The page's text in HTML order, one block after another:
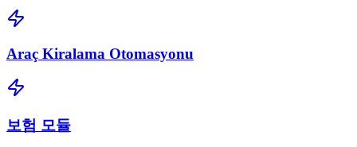
Araç Kiralama Otomasyonu
보험 모듈